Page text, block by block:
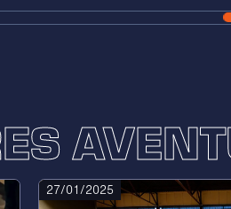
27/01/2025